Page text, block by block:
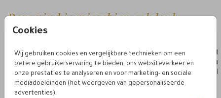
Cookies
Wij gebruiken cookies en vergelijkbare technieken om een
betere gebruikerservaring te bieden, ons websiteverkeer en
onze prestaties te analyseren en voor marketing- en sociale
mediadoeleinden (het weergeven van gepersonaliseerde
advertenties).
Deze vind je misschien ook leuk